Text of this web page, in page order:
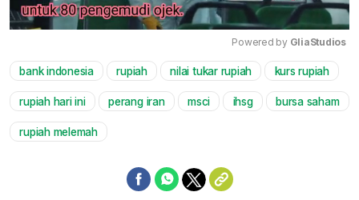
Mute
Powered by GliaStudios
bank indonesia rupiah nilai tukar rupiah kurs rupiah
rupiah hari ini perang iran msci ihsg bursa saham
rupiah melemah